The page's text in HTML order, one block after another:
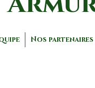
Nos partenaires